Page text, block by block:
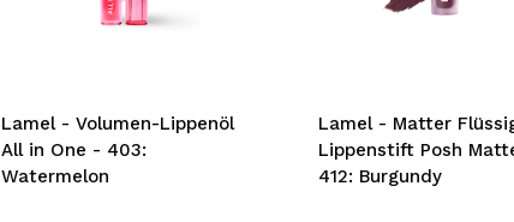
bisherigen Vorgänge einsehen.
Lamel - Volumen-Lippenöl
All in One - 403:
Watermelon
Lamel - Matter Flüssig-
Lippenstift Posh
412: Burgundy